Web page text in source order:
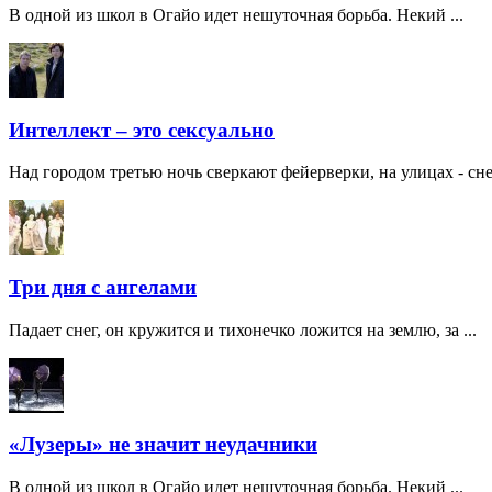
В одной из школ в Огайо идет нешуточная борьба. Некий ...
Интеллект – это сексуально
Над городом третью ночь сверкают фейерверки, на улицах -
Три дня с ангелами
Падает снег, он кружится и тихонечко ложится на землю, за ...
«Лузеры» не значит неудачники
В одной из школ в Огайо идет нешуточная борьба. Некий ...